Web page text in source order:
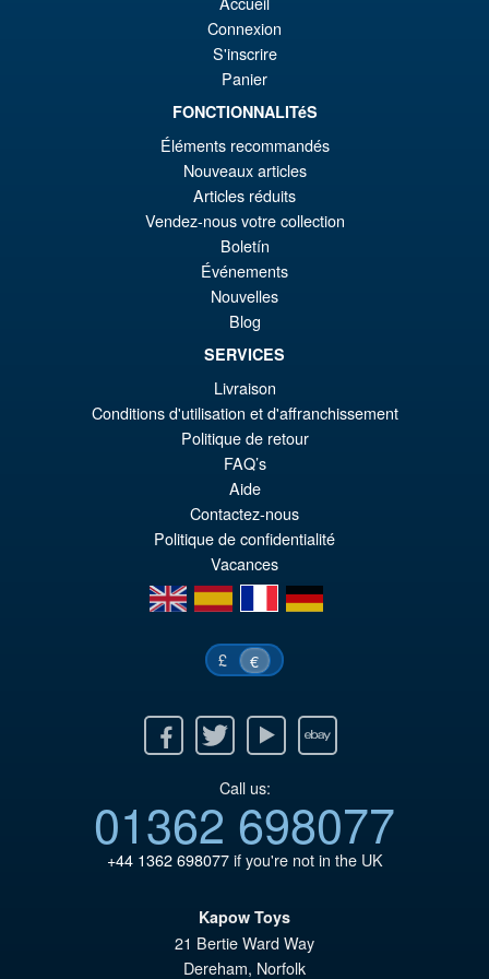
Comics – Absolute Batman
1/12 Scale Action Figure
PRE ORDENA
Bandai Spirits The Robot
Spirits Fuchikoma (The Ghost
in the Shell) Action Figure
€110.59
PRE ORDENA
Connexion
S'inscrire
Panier
FONCTIONNALITéS
Éléments recommandés
Nouveaux articles
Articles réduits
Vendez-nous votre collection
Boletín
Événements
Nouvelles
Blog
SERVICES
Livraison
Conditions d'utilisation et d'affranchissement
Politique de retour
FAQ’s
Aide
Contactez-nous
Politique de confidentialité
Vacances
en
es fr de
£ €
Twitter Youtube Ebay
Call us:
01362 698077
+44 1362 698077if you're not in the UK
Kapow Toys
21 Bertie Ward Way
Dereham, Norfolk